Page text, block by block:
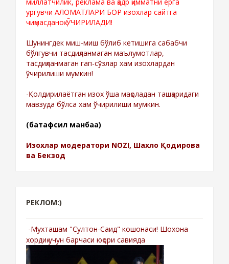
ургувчи АЛОМАТЛАРИ БОР изохлар сайтга
чиқмасданоқ ЎЧИРИЛАДИ!
Шунингдек миш-миш бўлиб кетишига сабабчи
бўлгувчи тасдиқланмаган маълумотлар,
тасдиқланмаган гап-сўзлар хам изохлардан
ўчирилиши мумкин!
-Қолдирилаётган изох ўша мақоладан ташқаридаги
мавзуда бўлса хам ўчирилиши мумкин.
(батафсил манбаа)
Изохлар модератори NOZI, Шахло Қодирова
ва Бекзод
РЕКЛОМ:)
-Мухташам "Султон-Саид" кошонаси! Шохона
хордиқ учун барчаси юқори савияда